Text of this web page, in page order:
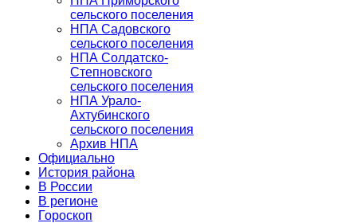
сельского поселения
НПА Садовского
сельского поселения
НПА Солдатско-
Степновского
сельского поселения
НПА Урало-
Ахтубинского
сельского поселения
Архив НПА
Официально
История района
В России
В регионе
Гороскоп